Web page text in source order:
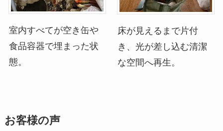
室内すべてが空き缶や
食品容器で埋まった状
態。
床が見えるまで片付
き、光が差し込む清潔
な空間へ再生。
お客様の声